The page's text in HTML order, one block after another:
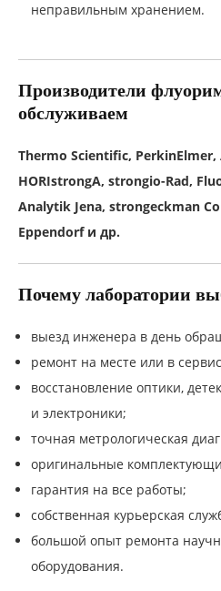
неправильным хранением.
Производители
обслуживаем
Thermo Scientific,
HORIstrongA, strongio-Rad,
Analytik Jena, strongeckman
Eppendorf и др.
Почему лаборатории
выезд инженера в день
ремонт на месте или в
восстановление оптики,
и электроники;
точная метрологическая
оригинальные
гарантия на все работы;
собственная курьерская
большой опыт ремонта
оборудования.